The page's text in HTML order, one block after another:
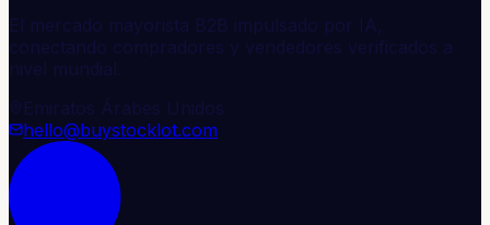
El mercado mayorista B2B impulsado por IA,
conectando compradores y vendedores verificados a
nivel mundial.
Emiratos Árabes Unidos
hello@buystocklot.com